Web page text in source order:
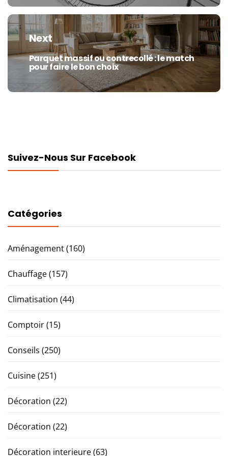
Next
Next
post:
Parquet massif ou contrecollé : le match
pour faire le bon choix
Suivez-Nous Sur Facebook
Catégories
Aménagement(160)
Chauffage(157)
Climatisation (44)
Comptoir(15)
Conseils (250)
Cuisine(251)
Décoration (22)
Décoration (22)
Décoration interieure(63)